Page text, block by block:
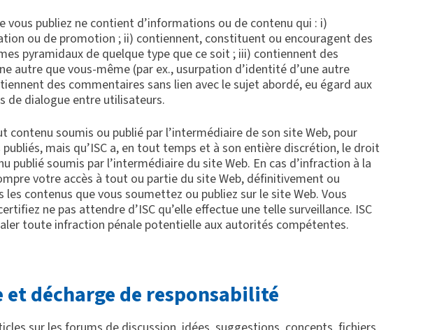
vous publiez ne contient d’informations ou de contenu qui : i)
ou de promotion ; ii) contiennent, constituent ou encouragent des
pyramidaux de quelque type que ce soit ; iii) contiennent des
autre que vous-même (par ex., usurpation d’identité d’une autre
des commentaires sans lien avec le sujet abordé, eu égard aux
de dialogue entre utilisateurs.
soumis ou publié par l’intermédiaire de son site Web, pour
mais qu’ISC a, en tout temps et à son entière discrétion, le droit
soumis par l’intermédiaire du site Web. En cas d’infraction à la
votre accès à tout ou partie du site Web, définitivement ou
contenus que vous soumettez ou publiez sur le site Web. Vous
ne pas attendre d’ISC qu’elle effectue une telle surveillance. ISC
toute infraction pénale potentielle aux autorités compétentes.
décharge de responsabilité